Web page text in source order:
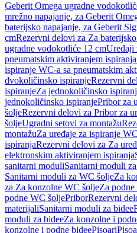
Geberit Omega ugradne
mrežno napajanje, za Geberit
baterijsko napajanje, za Geberit
cmRezervni delovi za Za
ugradne vodokotliće 12 cmUređaji
pneumatskim aktiviranjem ispiranja
ispiranje WC-a sa pneumatskim
dvokoličinsko ispiranjeRezervni
ispiranjeZa jednokoličinsko
jednokoličinsko ispiranjePribor za
šoljeRezervni delovi za Pribor za
šoljeUgradni setovi za montažu
montažuZa uređaje za ispiranje
ispiranjaRezervni delovi za Za
elektronskim aktiviranjem ispiranja
sanitarni moduliSanitarni moduli
Sanitarni moduli za WC šoljeZa
za Za konzolne WC šoljeZa
podne WC šoljePriborRezervni
materijaliSanitarni moduli za bidee
moduli za bideeZa konzolne i
konzolne i podne bideePisoari